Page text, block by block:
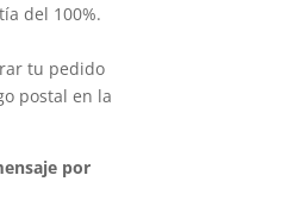
del 100%.
tu pedido
postal en la
por